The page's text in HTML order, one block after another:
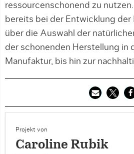
ressourcenschonend zu
bereits bei der Entwicklung der
über die Auswahl der
der schonenden Herstellung in
Manufaktur, bis hin zur
Projekt von
Caroline Rubik